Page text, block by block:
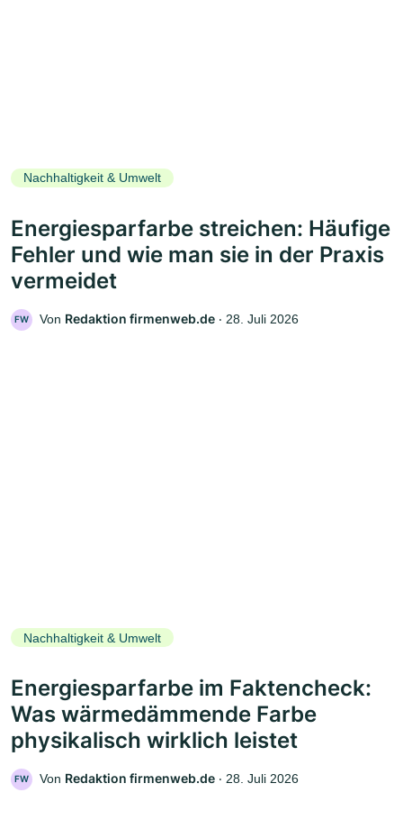
Nachhaltigkeit & Umwelt
Energiesparfarbe streichen: Häufige
Fehler und wie man sie in der Praxis
vermeidet
FW Von Redaktion firmenweb.de ‧ 28. Juli 2026
Nachhaltigkeit & Umwelt
Energiesparfarbe im Faktencheck:
Was wärmedämmende Farbe
physikalisch wirklich leistet
FW Von Redaktion firmenweb.de ‧ 28. Juli 2026